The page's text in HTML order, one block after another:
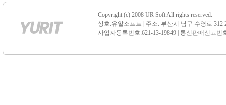
Copyright (c) 2008 UR Soft All rights reserved.
상호:유알소프트 | 주소: 부산시 남구 수영로 312
사업자등록번호:621-13-19849 | 통신판매신고번